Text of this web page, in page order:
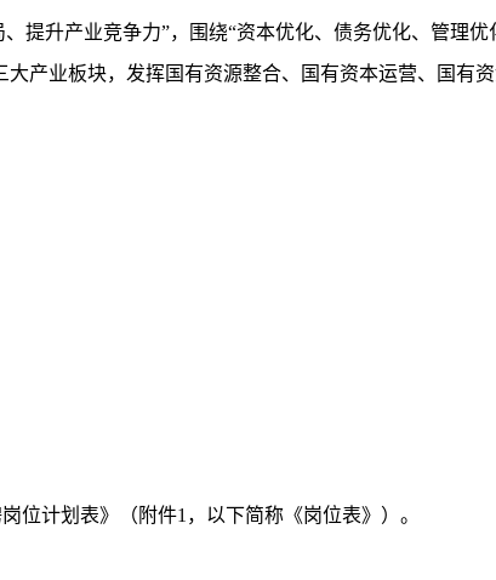
升产业竞争力”，围绕“资本优化、债务优化、管理优
产业板块，发挥国有资源整合、国有资本运营、国有
位计划表》（附件1，以下简称《岗位表》）。